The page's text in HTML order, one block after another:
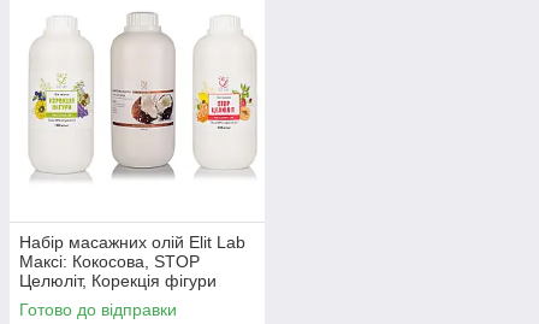
Набір масажних олій Elit Lab
Максі: Кокосова, STOP
Целюліт, Корекція фігури
Готово до відправки